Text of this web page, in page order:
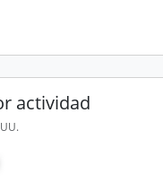
actividad